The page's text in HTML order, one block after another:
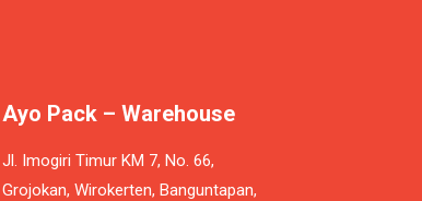
Ayo Pack – Warehouse
Jl. Imogiri Timur KM 7, No. 66,
Grojokan, Wirokerten, Banguntapan,